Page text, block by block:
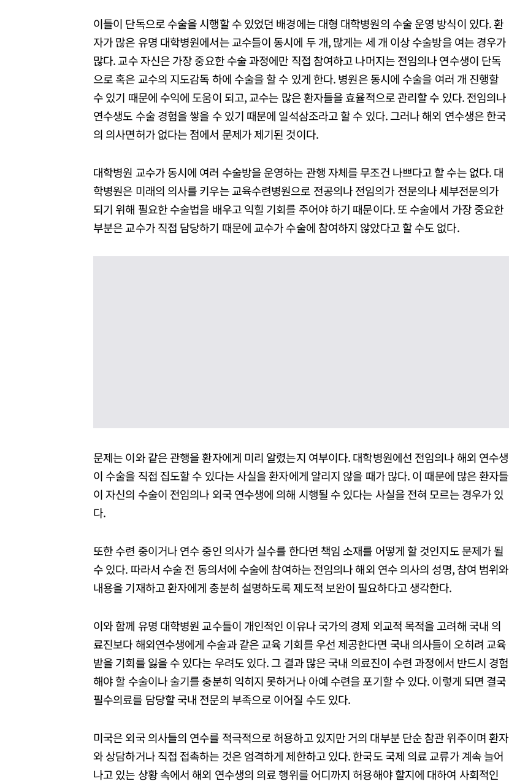
이들이 단독으로 수술을 시행할 수 있었던 배경에는 대형 대학병원의 수술 운영 방식이 있다. 환
자가 많은 유명 대학병원에서는 교수들이 동시에 두 개, 많게는 세 개 이상 수술방을 여는 경우가
많다. 교수 자신은 가장 중요한 수술 과정에만 직접 참여하고 나머지는 전임의나 연수생이 단독
으로 혹은 교수의 지도감독 하에 수술을 할 수 있게 한다. 병원은 동시에 수술을 여러 개 진행할
수 있기 때문에 수익에 도움이 되고, 교수는 많은 환자들을 효율적으로 관리할 수 있다. 전임의나
연수생도 수술 경험을 쌓을 수 있기 때문에 일석삼조라고 할 수 있다. 그러나 해외 연수생은 한국
의 의사면허가 없다는 점에서 문제가 제기된 것이다.
대학병원 교수가 동시에 여러 수술방을 운영하는 관행 자체를 무조건 나쁘다고 할 수는 없다. 대
학병원은 미래의 의사를 키우는 교육수련병원으로 전공의나 전임의가 전문의나 세부전문의가
되기 위해 필요한 수술법을 배우고 익힐 기회를 주어야 하기 때문이다. 또 수술에서 가장 중요한
부분은 교수가 직접 담당하기 때문에 교수가 수술에 참여하지 않았다고 할 수도 없다.
문제는 이와 같은 관행을 환자에게 미리 알렸는지 여부이다. 대학병원에선 전임의나 해외 연수생
이 수술을 직접 집도할 수 있다는 사실을 환자에게 알리지 않을 때가 많다. 이 때문에 많은 환자들
이 자신의 수술이 전임의나 외국 연수생에 의해 시행될 수 있다는 사실을 전혀 모르는 경우가 있
다.
또한 수련 중이거나 연수 중인 의사가 실수를 한다면 책임 소재를 어떻게 할 것인지도 문제가 될
수 있다. 따라서 수술 전 동의서에 수술에 참여하는 전임의나 해외 연수 의사의 성명, 참여 범위와
내용을 기재하고 환자에게 충분히 설명하도록 제도적 보완이 필요하다고 생각한다.
이와 함께 유명 대학병원 교수들이 개인적인 이유나 국가의 경제 외교적 목적을 고려해 국내 의
료진보다 해외연수생에게 수술과 같은 교육 기회를 우선 제공한다면 국내 의사들이 오히려 교육
받을 기회를 잃을 수 있다는 우려도 있다. 그 결과 많은 국내 의료진이 수련 과정에서 반드시 경험
해야 할 수술이나 술기를 충분히 익히지 못하거나 아예 수련을 포기할 수 있다. 이렇게 되면 결국
필수의료를 담당할 국내 전문의 부족으로 이어질 수도 있다.
미국은 외국 의사들의 연수를 적극적으로 허용하고 있지만 거의 대부분 단순 참관 위주이며 환자
와 상담하거나 직접 접촉하는 것은 엄격하게 제한하고 있다. 한국도 국제 의료 교류가 계속 늘어
나고 있는 상황 속에서 해외 연수생의 의료 행위를 어디까지 허용해야 할지에 대하여 사회적인